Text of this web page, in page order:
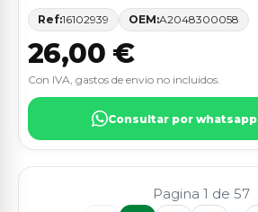
Ref:16102939 OEM:A2048300058
26,00 €
Con IVA, gastos de envio no incluidos.
Consultar por whatsapp
Pagina 1 de 57